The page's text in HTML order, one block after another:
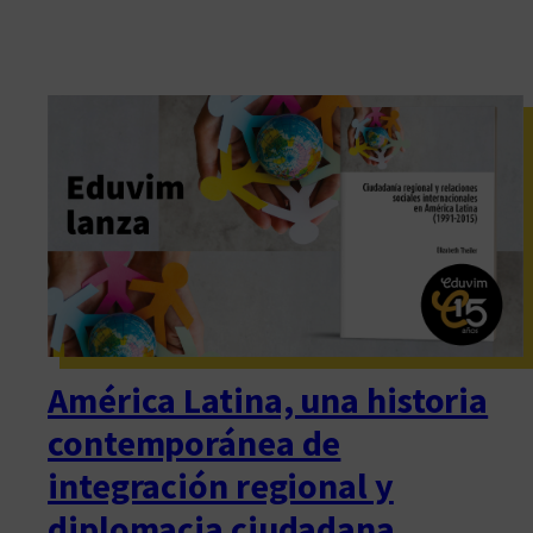
América Latina, una historia
contemporánea de
integración regional y